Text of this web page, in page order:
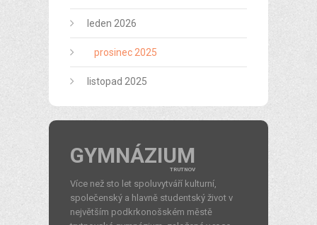
leden 2026
prosinec 2025
listopad 2025
GYMNÁZIUM
TRUTNOV
Více než sto let spoluvytváří kulturní,
společenský a hlavně studentský život v
největším podkrkonošském městě